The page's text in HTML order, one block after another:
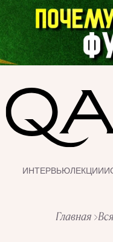
ИНТЕРВЬЮЛЕКЦИИ
Главная